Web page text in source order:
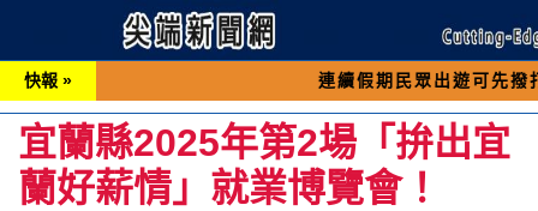
快報 » 連續假期民眾出遊可先撥打交通 「
宜蘭縣2025年第2場「拚出宜
蘭好薪情」就業博覽會！